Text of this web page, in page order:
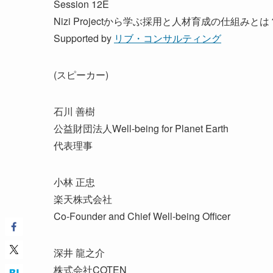
Session 12E
Nizi Projectから学ぶ採用と人材育成の仕組みとは
Supported by リブ・コンサルティング
(スピーカー)
石川 善樹
公益財団法人Well-being for Planet Earth
代表理事
小林 正忠
楽天株式会社
Co-Founder and Chief Well-being Officer
深井 龍之介
株式会社COTEN